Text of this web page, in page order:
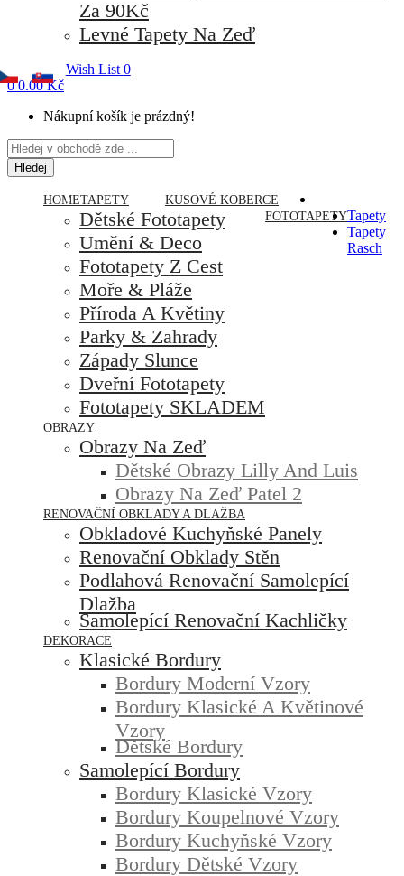
Za 90Kč
Levné Tapety Na Zeď
Wish List 0
0 0.00 Kč
Nákupní košík je prázdný!
Hledej
HOMETAPETY
KUSOVÉ KOBERCE
FOTOTAPETY
Dětské Fototapety
Umění & Deco
Fototapety Z Cest
Moře & Pláže
Příroda A Květiny
Parky & Zahrady
Západy Slunce
Dveřní Fototapety
Fototapety SKLADEM
OBRAZY
Obrazy Na Zeď
Dětské Obrazy Lilly And Luis
Obrazy Na Zeď Patel 2
RENOVAČNÍ OBKLADY A DLAŽBA
Obkladové Kuchyňské Panely
Renovační Obklady Stěn
Podlahová Renovační Samolepící
Dlažba
Samolepící Renovační Kachličky
DEKORACE
Klasické Bordury
Bordury Moderní Vzory
Bordury Klasické A Květinové
Vzory
Dětské Bordury
Samolepící Bordury
Bordury Klasické Vzory
Bordury Koupelnové Vzory
Bordury Kuchyňské Vzory
Bordury Dětské Vzory
Tapety
Tapety
Rasch